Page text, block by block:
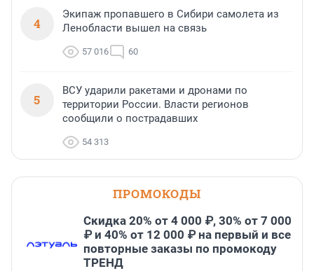
4
Экипаж пропавшего в Сибири самолета из
Ленобласти вышел на связь
57 016 60
5
ВСУ ударили ракетами и дронами по
территории России. Власти регионов
сообщили о пострадавших
54 313
ПРОМОКОДЫ
Скидка 20% от 4 000 ₽, 30% от 7 000
₽ и 40% от 12 000 ₽ на первый и все
повторные заказы по промокоду
ТРЕНД